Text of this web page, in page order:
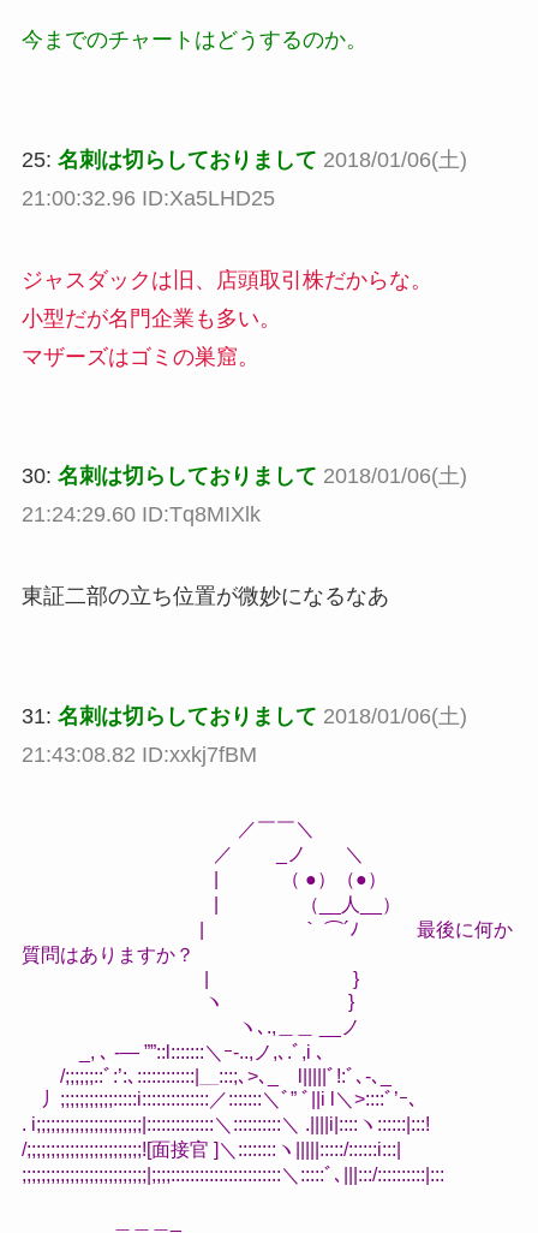
今までのチャートはどうするのか。
25: 名刺は切らしておりまして 2018/01/06(土)
21:00:32.96 ID:Xa5LHD25
ジャスダックは旧、店頭取引株だからな。
小型だが名門企業も多い。
マザーズはゴミの巣窟。
30: 名刺は切らしておりまして 2018/01/06(土)
21:24:29.60 ID:Tq8MIXlk
東証二部の立ち位置が微妙になるなあ
31: 名刺は切らしておりまして 2018/01/06(土)
21:43:08.82 ID:xxkj7fBM
／￣￣＼
／ _ノ ＼
| （ ●）（●）
| （__人__）
| ｀ ⌒´ﾉ 最後に何か
質問はありますか？
| }
ヽ }
ヽ､.,＿＿ __ノ
_, ､ -― ””::l:::::::＼ｰ-..,ノ,､.ﾞ,i ､
/;;;;;;::ﾞ:’:､::::::::::::|＿:::;､>､_ l|||||ﾞ!:ﾞ､-､_
丿;;;;;;;;;;;:::::i::::::::::::::／:::::::＼ﾞ” ﾞ||i l＼>::::ﾞ’ｰ､
. i;;;;;;;;;;;;;;;;;;;;;;|::::::::::::::＼::::::::::＼ .||||i|::::ヽ::::::|:::!
/;;;;;;;;;;;;;;;;;;;;;;;;![面接官 ]＼::::::::ヽ|||||:::::/::::::i:::|
;;;;;;;;;;;;;;;;;;;;;;;;;;|;;;;:::::::::::::::::::::::＼:::::ﾞ､|||:::/::::::::::|:::